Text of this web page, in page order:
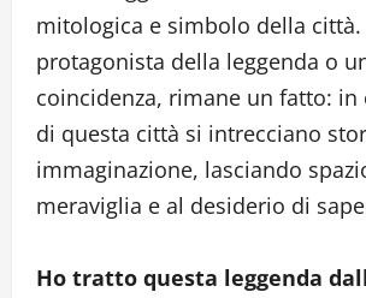
mitologica e simbolo della città.
protagonista della leggenda o
coincidenza, rimane un fatto: in
di questa città si intrecciano
immaginazione, lasciando
meraviglia e al desiderio di
Ho tratto questa leggenda